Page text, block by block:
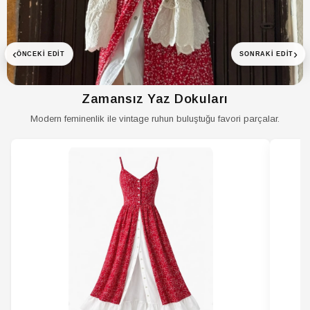
ETEK Bel Normal Bel
ETEK Boy Uzun
ETEK Cep Çift cepli
ETEK Desen Düz
Orta
Relaxed
Yarım Pat Fermuar
Kemersiz
Design
‹ÖNCEKI EDIT
Zamansız Yaz Dokuları
Modern feminenlik ile vintage ruhun buluştuğu favori parçalar.
SONRAKI EDIT ›